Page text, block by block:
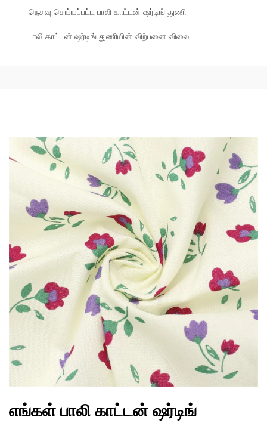
நெசவு செய்யப்பட்ட பாலி காட்டன் ஷர்டிங் துணி
பாலி காட்டன் ஷர்டிங் துணியின் விற்பனை விலை
எங்கள் பாலி காட்டன் ஷர்டிங்